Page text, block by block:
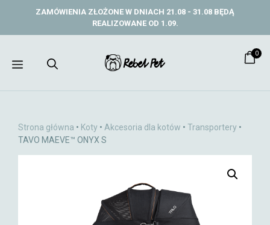
ZAMÓWIENIA ZŁOŻONE W DNIACH 21.08 - 31.08 BĘDĄ
REALIZOWANE OD 1.09.
Menu
0
Strona główna • Koty • Akcesoria dla kotów • Transportery •
TAVO MAEVE™ ONYX S